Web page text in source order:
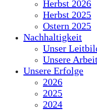
Herbst 2026
Herbst 2025
Ostern 2025
Nachhaltigkeit
Unser
Unsere
Unsere Erfolge
2026
2025
2024